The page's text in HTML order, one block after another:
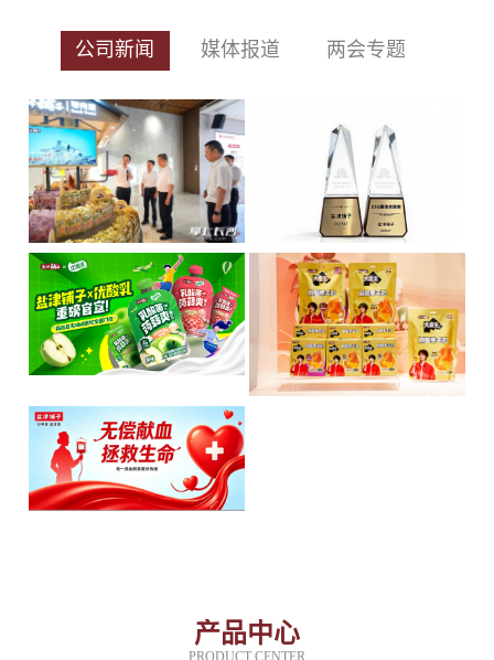
公司新闻 媒体报道 两会专题
产品中心
PRODUCT CENTER